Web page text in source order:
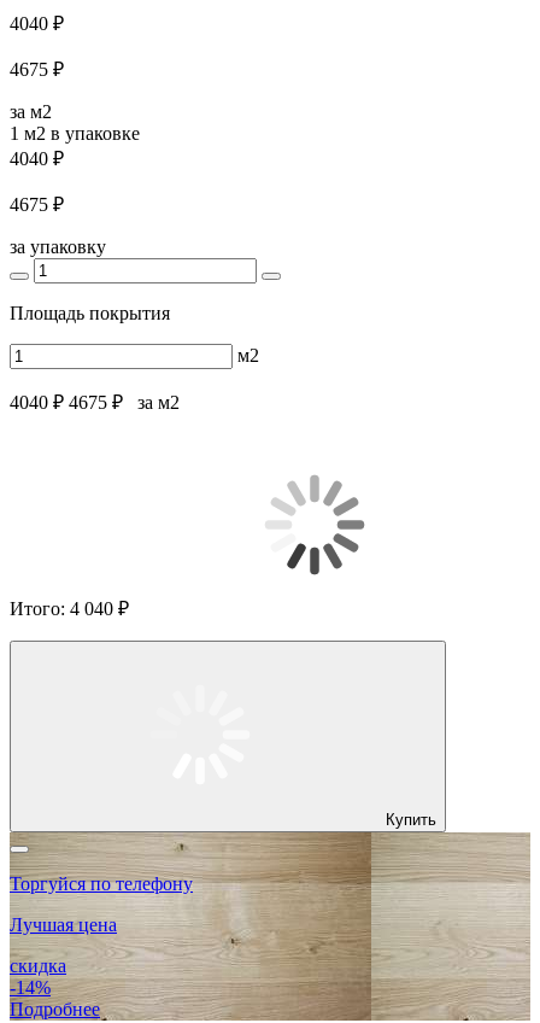
4040 ₽
4675 ₽
за м2
1 м2 в упаковке
4040 ₽
4675 ₽
за упаковку
Площадь покрытия
м2
4040 ₽ 4675 ₽ за м2
Итого: 4 040 ₽
Купить
Торгуйся по телефону
Лучшая цена
скидка
-14%
Подробнее